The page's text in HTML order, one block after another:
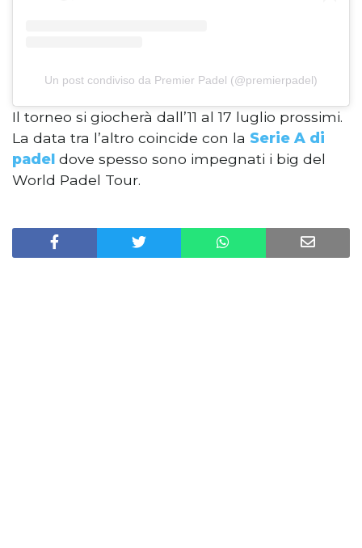
Un post condiviso da Premier Padel (@premierpadel)
Il torneo si giocherà dall’11 al 17 luglio prossimi.
La data tra l’altro coincide con la Serie A di
padel dove spesso sono impegnati i big del
World Padel Tour.